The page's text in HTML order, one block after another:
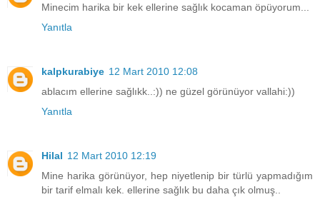
Minecim harika bir kek ellerine sağlık kocaman öpüyorum...
Yanıtla
kalpkurabiye 12 Mart 2010 12:08
ablacım ellerine sağlıkk..:)) ne güzel görünüyor vallahi:))
Yanıtla
Hilal 12 Mart 2010 12:19
Mine harika görünüyor, hep niyetlenip bir türlü yapmadığım
bir tarif elmalı kek. ellerine sağlık bu daha çık olmuş..